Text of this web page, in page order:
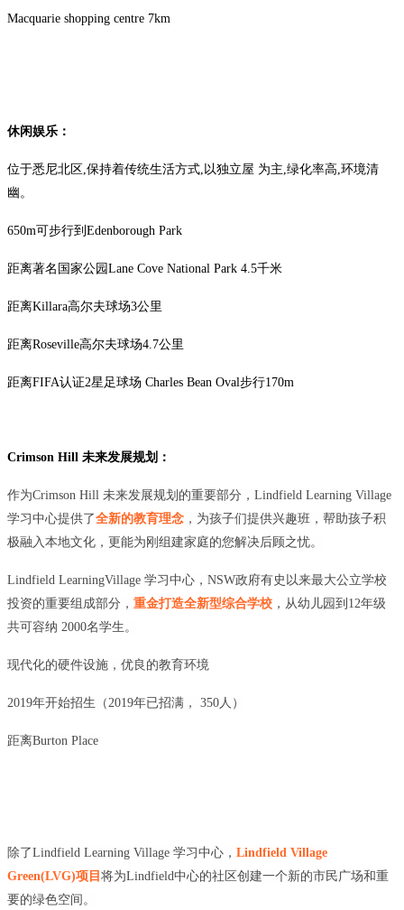
Macquarie shopping centre 7km
休闲娱乐：
位于悉尼北区,保持着传统生活方式,以独立屋 为主,绿化率高,环境清
幽。
650m可步行到Edenborough Park
距离著名国家公园Lane Cove National Park 4.5千米
距离Killara高尔夫球场3公里
距离Roseville高尔夫球场4.7公里
距离FIFA认证2星足球场 Charles Bean Oval步行170m
Crimson Hill 未来发展规划：
作为Crimson Hill 未来发展规划的重要部分，Lindfield Learning Village
学习中心提供了全新的教育理念 ，为孩子们提供兴趣班，帮助孩子积
极融入本地文化，更能为刚组建家庭的您解决后顾之忧。
Lindfield LearningVillage 学习中心，NSW政府有史以来最大公立学校
投资的重要组成部分， 重金打造全新型综合学校 ，从幼儿园到12年级
共可容纳 2000名学生。
现代化的硬件设施，优良的教育环境
2019年开始招生（2019年已招满， 350人）
距离Burton Place
除了Lindfield Learning Village 学习中心， Lindfield Village
Green(LVG)项目 将为Lindfield中心的社区创建一个新的市民广场和重
要的绿色空间。